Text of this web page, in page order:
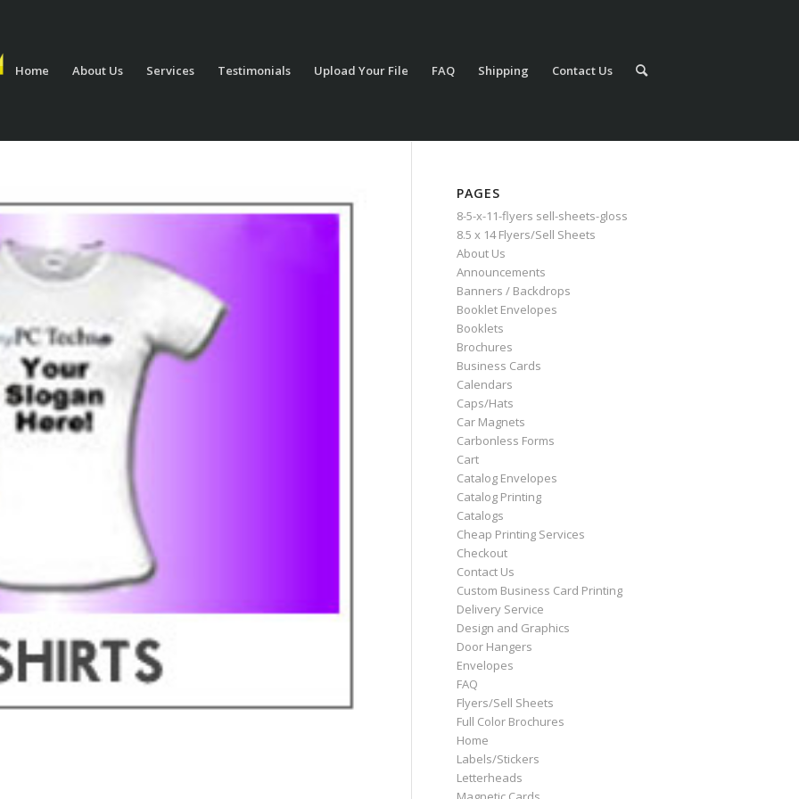
Home About Us Services Testimonials Upload Your File FAQ Shipping Contact Us
PAGES
8-5-x-11-flyers sell-sheets-gloss
8.5 x 14 Flyers/Sell Sheets
About Us
Announcements
Banners / Backdrops
Booklet Envelopes
Booklets
Brochures
Business Cards
Calendars
Caps/Hats
Car Magnets
Carbonless Forms
Cart
Catalog Envelopes
Catalog Printing
Catalogs
Cheap Printing Services
Checkout
Contact Us
Custom Business Card Printing
Delivery Service
Design and Graphics
Door Hangers
Envelopes
FAQ
Flyers/Sell Sheets
Full Color Brochures
Home
Labels/Stickers
Letterheads